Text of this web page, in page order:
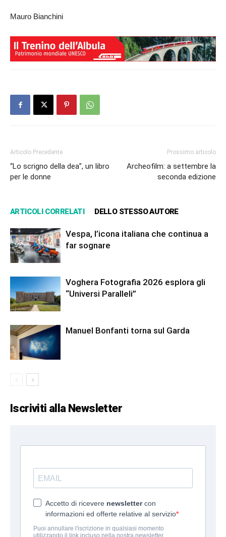
Mauro Bianchini
Articolo Precedente
“Lo scrigno della dea”, un libro
per le donne
Prossimo articolo
Archeofilm: a settembre la
seconda edizione
ARTICOLI CORRELATI DELLO STESSO AUTORE
Vespa, l’icona italiana che continua a
far sognare
Voghera Fotografia 2026 esplora gli
“Universi Paralleli”
Manuel Bonfanti torna sul Garda
Iscriviti alla Newsletter